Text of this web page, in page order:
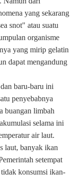
yang sekarang
snot" atau suatu
organisme
yang mirip gelatin
dapat mengandung
baru-baru ini
penyebabnya
buangan limbah
selama ini
air laut.
laut, banyak ikan
setempat
konsumsi ikan-